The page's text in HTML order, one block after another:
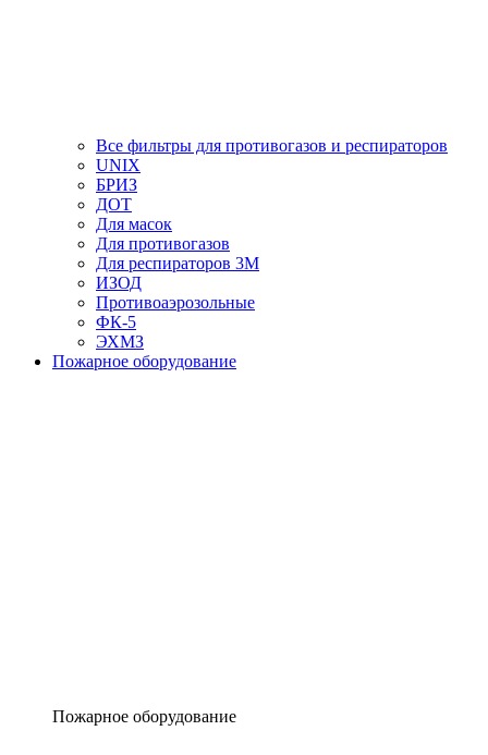
Все фильтры для противогазов и респираторов
UNIX
БРИЗ
ДОТ
Для масок
Для противогазов
Для респираторов 3М
ИЗОД
Противоаэрозольные
ФК-5
ЭХМЗ
Пожарное оборудование
Пожарное оборудование